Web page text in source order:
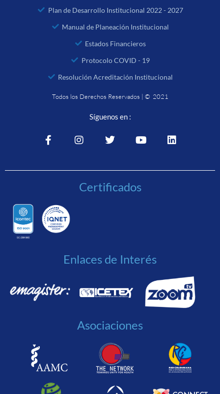
Plan de Desarrollo Institucional 2022 - 2027
Manual de Planeación Institucional
Estados Financieros
Protocolo COVID - 19
Resolución Acreditación Institucional
Todos los Derechos Reservados | © 2021
Síguenos en :
Certificados
Enlaces de Interés
Asociaciones